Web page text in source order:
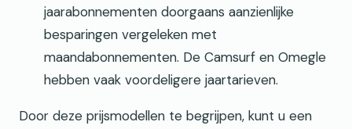
jaarabonnementen doorgaans aanzienlijke
besparingen vergeleken met
maandabonnementen. De Camsurf en Omegle
hebben vaak voordeligere jaartarieven.
Door deze prijsmodellen te begrijpen, kunt u een